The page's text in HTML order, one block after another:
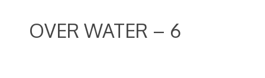
OVER WATER – 6